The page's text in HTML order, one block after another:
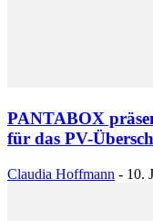
PANTABOX
für das PV-
Claudia Hoffmann - 10.